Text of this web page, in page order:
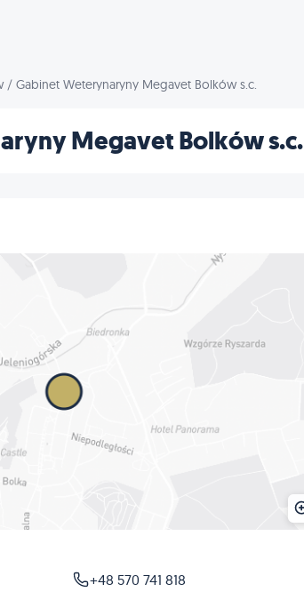
/ Gabinet Weterynaryny Megavet Bolków s.c.
Megavet Bolków s.c.
+48 570 741 818